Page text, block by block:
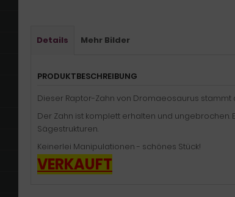
Details Mehr Bilder
PRODUKTBESCHREIBUNG
Dieser Raptor-Zahn von Dromaeosaurus stammt
Der Zahn ist komplett erhalten und ungebrochen.
Sägestrukturen.
Keinerlei Manipulationen - schönes Stück!
VERKAUFT